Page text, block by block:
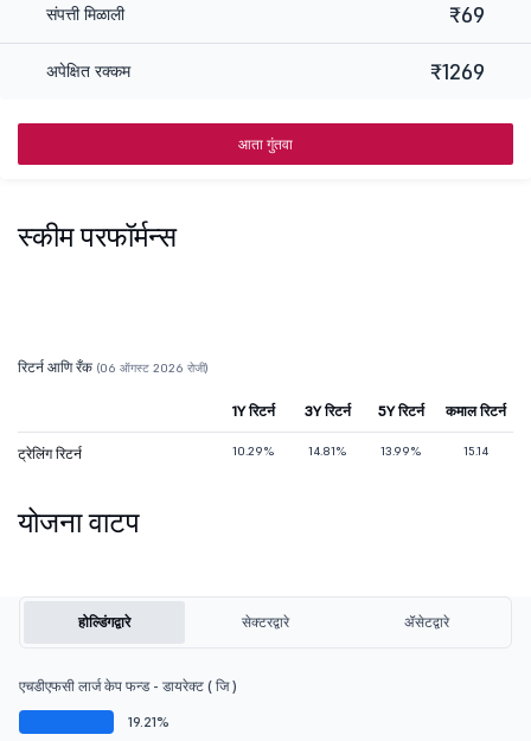
संपत्ती मिळाली ₹69
अपेक्षित रक्कम ₹1269
आता गुंतवा
स्कीम परफॉर्मन्स
रिटर्न आणि रँक (06 ऑगस्ट 2026 रोजी)
1Y रिटर्न 3Y रिटर्न 5Y रिटर्न कमाल रिटर्न
ट्रेलिंग रिटर्न 10.29% 14.81% 13.99% 15.14
योजना वाटप
होल्डिंगद्वारे सेक्टरद्वारे ॲसेटद्वारे
एचडीएफसी लार्ज केप फन्ड - डायरेक्ट ( जि )
19.21%